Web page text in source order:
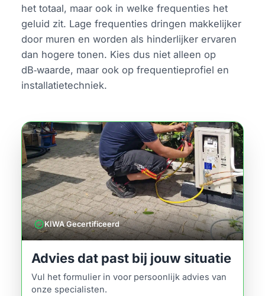
het totaal, maar ook in welke frequenties het
geluid zit. Lage frequenties dringen makkelijker
door muren en worden als hinderlijker ervaren
dan hogere tonen. Kies dus niet alleen op
dB‑waarde, maar ook op frequentieprofiel en
installatietechniek.
verifiedKIWA Gecertificeerd
Advies dat past bij jouw situatie
Vul het formulier in voor persoonlijk advies van
onze specialisten.